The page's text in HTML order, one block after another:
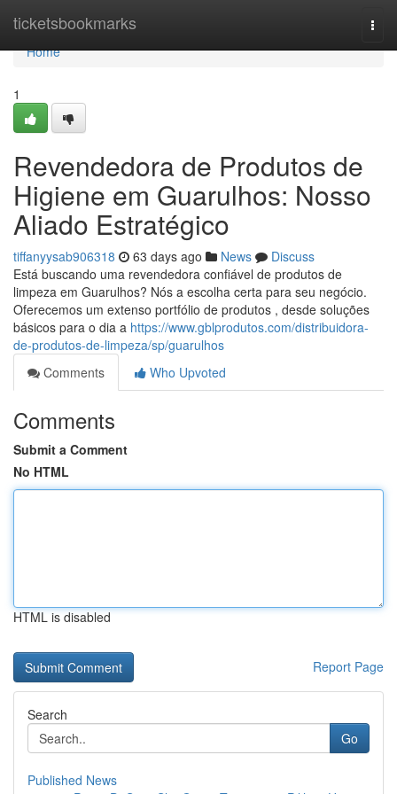
ticketsbookmarks
Home
Home
1
Revendedora de Produtos de
Higiene em Guarulhos: Nosso
Aliado Estratégico
tiffanyysab906318 63 days ago News
Discuss
Está buscando uma revendedora confiável de produtos de
limpeza em Guarulhos? Nós a escolha certa para seu negócio.
Oferecemos um extenso portfólio de produtos , desde soluções
básicos para o dia a https://www.gblprodutos.com/distribuidora-
de-produtos-de-limpeza/sp/guarulhos
Comments
Who Upvoted
Comments
Submit a Comment
No HTML
HTML is disabled
Report Page
Search
Go
Published News